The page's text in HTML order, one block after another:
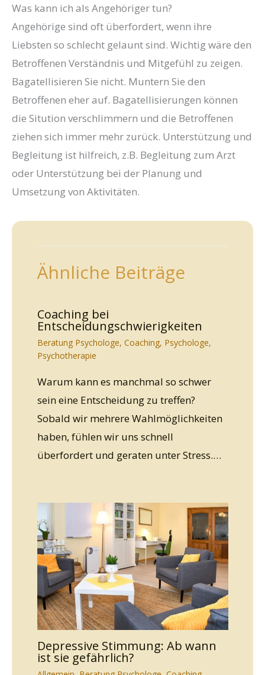
Was kann ich als Angehöriger tun?
Angehörige sind oft überfordert, wenn ihre
Liebsten so schlecht gelaunt sind. Wichtig wäre den
Betroffenen Verständnis und Mitgefühl zu zeigen.
Bagatellisieren Sie nicht. Muntern Sie den
Betroffenen eher auf. Bagatellisierungen können
die Sitution verschlimmern und die Betroffenen
ziehen sich immer mehr zurück. Unterstützung und
Begleitung ist hilfreich, z.B. Begleitung zum Arzt
oder Unterstützung bei der Planung und
Umsetzung von Aktivitäten.
Ähnliche Beiträge
Coaching bei
Entscheidungschwierigkeiten
Beratung Psychologe, Coaching, Psychologe,
Psychotherapie
Warum kann es manchmal so schwer
sein eine Entscheidung zu treffen?
Sobald wir mehrere Wahlmöglichkeiten
haben, fühlen wir uns schnell
überfordert und geraten unter Stress.…
Depressive Stimmung: Ab wann
ist sie gefährlich?